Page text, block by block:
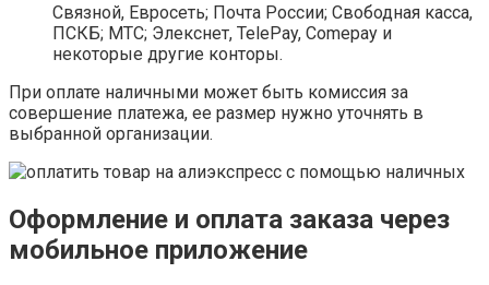
Связной, Евросеть; Почта России; Свободная касса,
ПСКБ; МТС; Элекснет, TelePay, Comepay и
некоторые другие конторы.
При оплате наличными может быть комиссия за
совершение платежа, ее размер нужно уточнять в
выбранной организации.
Оформление и оплата заказа через
мобильное приложение